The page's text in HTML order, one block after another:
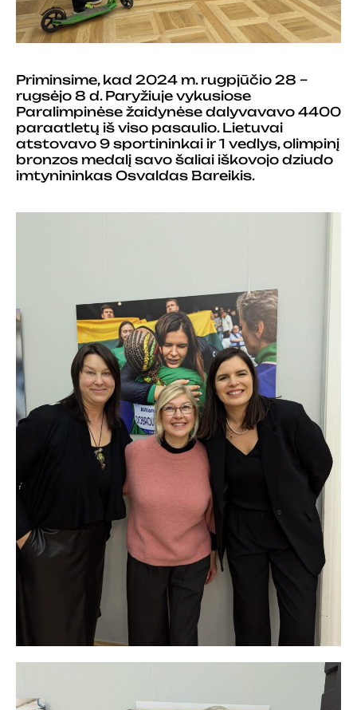
Priminsime, kad 2024 m. rugpjūčio 28 –
rugsėjo 8 d. Paryžiuje vykusiose
Paralimpinėse žaidynėse dalyvavavo 4400
paraatletų iš viso pasaulio. Lietuvai
atstovavo 9 sportininkai ir 1 vedlys, olimpinį
bronzos medalį savo šaliai iškovojo dziudo
imtynininkas Osvaldas Bareikis.